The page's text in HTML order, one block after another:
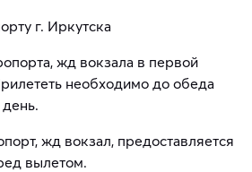
г. Иркутска
жд вокзала в первой
необходимо до обеда
жд вокзал, предоставляется
вылетом.